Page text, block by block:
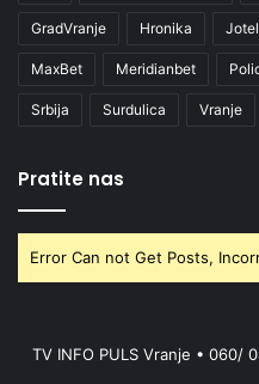
GradVranje Hronika Jotel
MaxBet Meridianbet
Srbija Surdulica Vranje
Pratite nas
Error Can not Get Posts,
TV INFO PULS Vranje • 060/